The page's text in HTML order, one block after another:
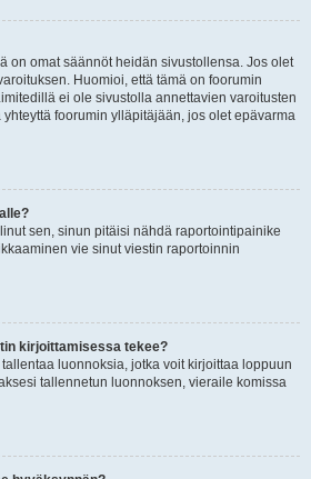
on omat säännöt heidän sivustollensa. Jos olet
Huomioi, että tämä on foorumin
ei ole sivustolla annettavien varoitusten
yhteyttä foorumin ylläpitäjään, jos olet epävarma
sen, sinun pitäisi nähdä raportointipainike
vie sinut viestin raportoinnin
kirjoittamisessa tekee?
luonnoksia, jotka voit kirjoittaa loppuun
tallennetun luonnoksen, vieraile komissa